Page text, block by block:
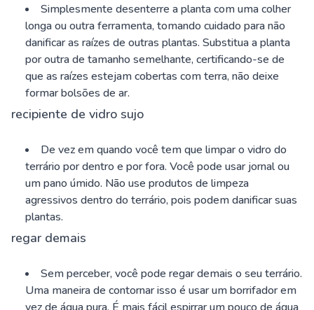
Simplesmente desenterre a planta com uma colher
longa ou outra ferramenta, tomando cuidado para não
danificar as raízes de outras plantas. Substitua a planta
por outra de tamanho semelhante, certificando-se de
que as raízes estejam cobertas com terra, não deixe
formar bolsões de ar.
recipiente de vidro sujo
De vez em quando você tem que limpar o vidro do
terrário por dentro e por fora. Você pode usar jornal ou
um pano úmido. Não use produtos de limpeza
agressivos dentro do terrário, pois podem danificar suas
plantas.
regar demais
Sem perceber, você pode regar demais o seu terrário.
Uma maneira de contornar isso é usar um borrifador em